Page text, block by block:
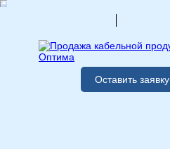
Оставить заявку